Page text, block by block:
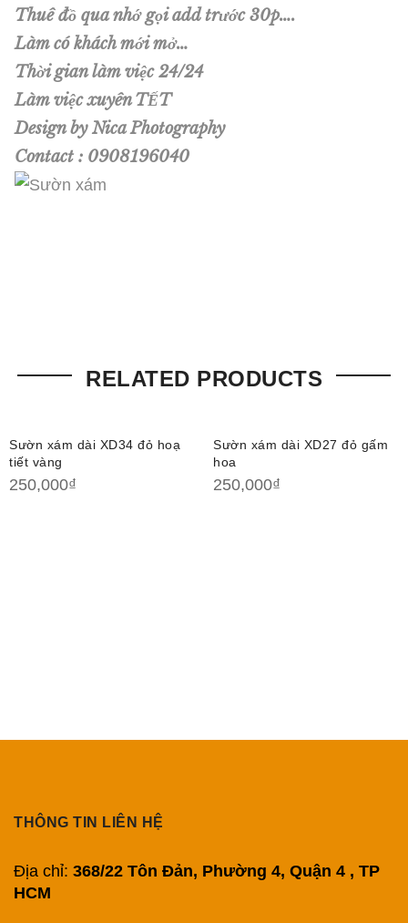
Thuê đồ qua nhớ gọi add trước 30p….
Làm có khách mới mở…
Thời gian làm việc 24/24
Làm việc xuyên TẾT
Design by Nica Photography
Contact : 0908196040
RELATED PRODUCTS
Sườn xám dài XD34 đỏ hoạ
tiết vàng
250,000₫
Sườn xám dài XD27 đỏ gấm
hoa
250,000₫
THÔNG TIN LIÊN HỆ
Địa chỉ: 368/22 Tôn Đản, Phường 4, Quận 4 , TP
HCM